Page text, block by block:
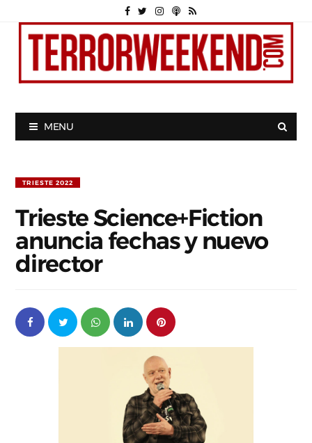
MENU
TRIESTE 2022
Trieste Science+Fiction
anuncia fechas y nuevo
director